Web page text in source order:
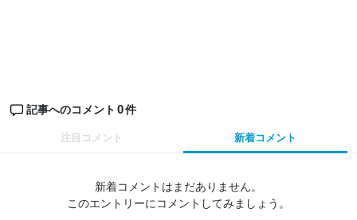
記事へのコメント 0件
注目コメント 新着コメント
新着コメントはまだありません。
このエントリーにコメントしてみましょう。